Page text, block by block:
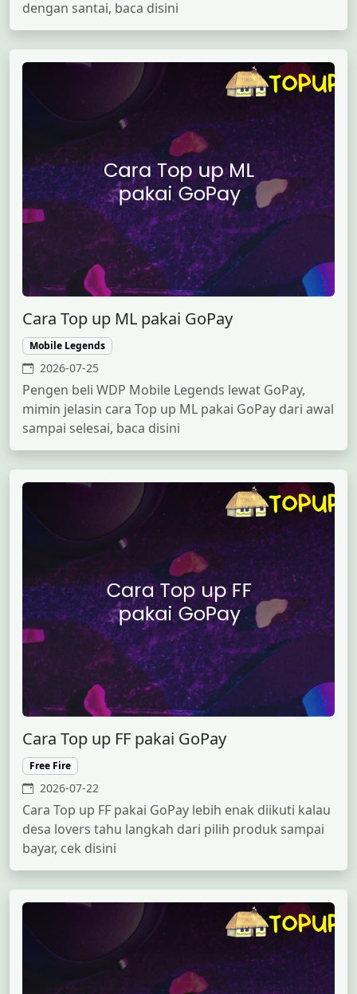
dengan santai, baca disini
Cara Top up ML pakai GoPay
Mobile Legends
2026-07-25
Pengen beli WDP Mobile Legends lewat GoPay,
mimin jelasin cara Top up ML pakai GoPay dari awal
sampai selesai, baca disini
Cara Top up FF pakai GoPay
Free Fire
2026-07-22
Cara Top up FF pakai GoPay lebih enak diikuti kalau
desa lovers tahu langkah dari pilih produk sampai
bayar, cek disini